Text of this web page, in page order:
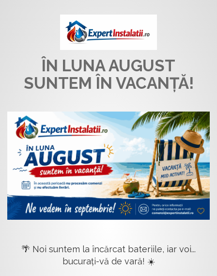
ÎN LUNA AUGUST
SUNTEM ÎN VACANȚĂ!
🌴 Noi suntem la încărcat bateriile, iar voi...
bucurați-vă de vară! ☀️